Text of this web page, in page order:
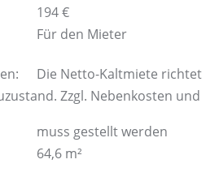
194 €
Für den Mieter
Die Netto-Kaltmiete richtet
Zzgl. Nebenkosten und
muss gestellt werden
64,6 m²